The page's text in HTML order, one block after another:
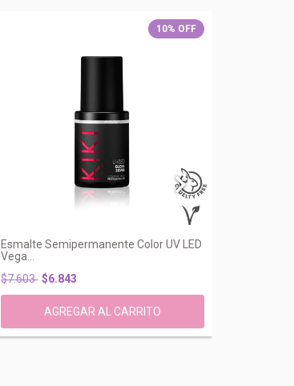
10% OFF
Esmalte Semipermanente Color UV LED
Vega...
$7.603 $6.843